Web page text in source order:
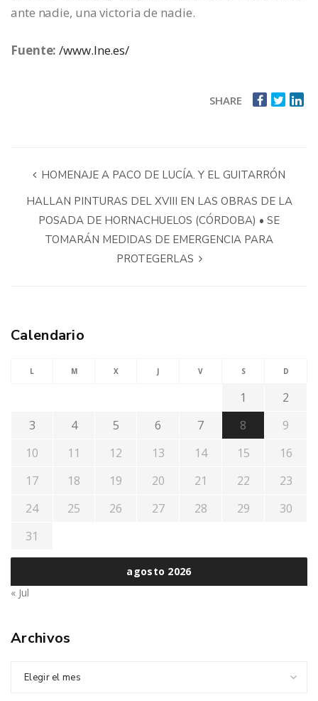
ante nadie, una victoria de nadie.
Fuente: /www.lne.es/
SHARE
HOMENAJE A PACO DE LUCÍA. Y EL GUITARRÓN
HALLAN PINTURAS DEL XVIII EN LAS OBRAS DE LA
POSADA DE HORNACHUELOS (CÓRDOBA) • SE
TOMARÁN MEDIDAS DE EMERGENCIA PARA
PROTEGERLAS
Calendario
agosto 2026
L M X J V S D
1
2
3
4 5 6 7 8
9
10
11 12 13 14 15
16
17
18 19 20 21 22
23
24
25 26 27 28 29
30
31
« Jul
Archivos
Elegir el mes